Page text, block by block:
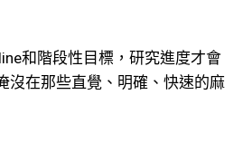
和階段性目標，研究進度才會
沒在那些直覺、明確、快速的麻